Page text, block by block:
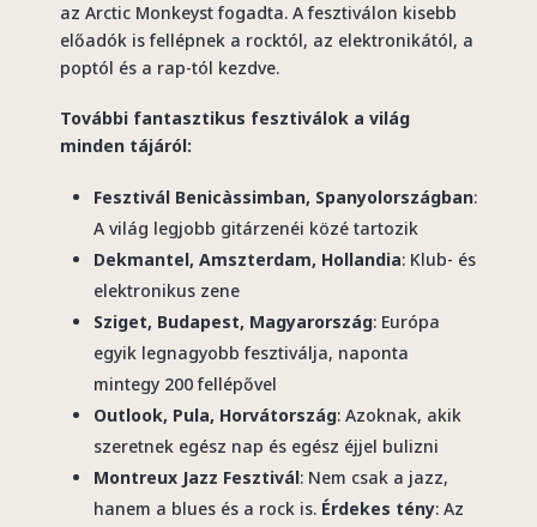
az Arctic Monkeyst fogadta. A fesztiválon kisebb
előadók is fellépnek a rocktól, az elektronikától, a
poptól és a rap-tól kezdve.
További fantasztikus fesztiválok a világ
minden tájáról:
Fesztivál Benicàssimban, Spanyolországban:
A világ legjobb gitárzenéi közé tartozik
Dekmantel, Amszterdam, Hollandia: Klub- és
elektronikus zene
Sziget, Budapest, Magyarország: Európa
egyik legnagyobb fesztiválja, naponta
mintegy 200 fellépővel
Outlook, Pula, Horvátország: Azoknak, akik
szeretnek egész nap és egész éjjel bulizni
Montreux Jazz Fesztivál: Nem csak a jazz,
hanem a blues és a rock is. Érdekes tény: Az